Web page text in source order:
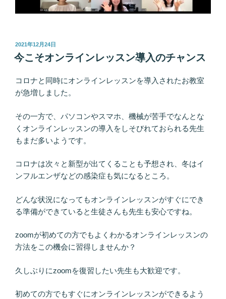
投
稿
日:
2021年12月24日
今こそオンラインレッスン導入のチャンス
コロナと同時にオンラインレッスンを導入されたお教室
が急増しました。
その一方で、パソコンやスマホ、機械が苦手でなんとな
くオンラインレッスンの導入をしそびれておられる先生
もまだ多いようです。
コロナは次々と新型が出てくることも予想され、冬はイ
ンフルエンザなどの感染症も気になるところ。
どんな状況になってもオンラインレッスンがすぐにでき
る準備ができていると生徒さんも先生も安心ですね。
zoomが初めての方でもよくわかるオンラインレッスンの
方法をこの機会に習得しませんか？
久しぶりにzoomを復習したい先生も大歓迎です。
初めての方でもすぐにオンラインレッスンができるよう